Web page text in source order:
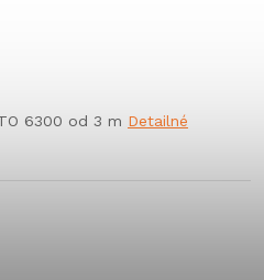
6300 od 3 m Detailné